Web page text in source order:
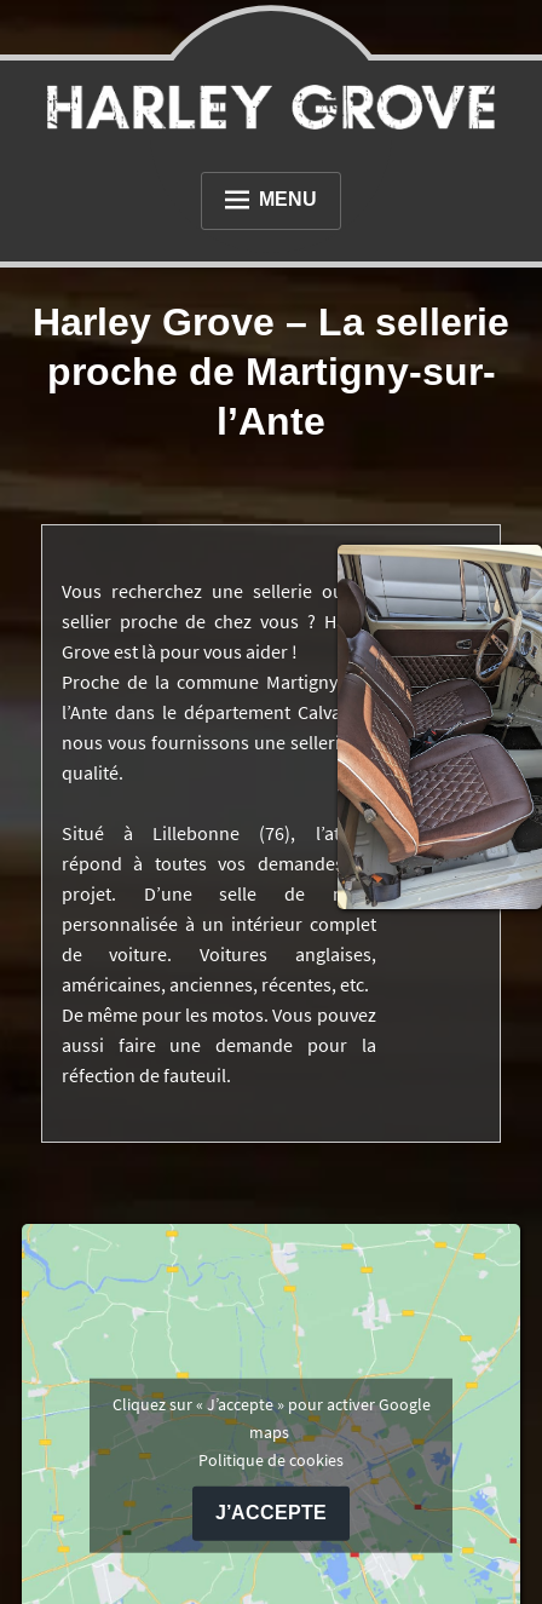
Sellerie Harley Grove
MENU
PHOTOS
DIVERS
NOS RÉALISATIONS DANS LA PRESSE
DEVIS
VIDÉOS
CONTACTEZ-NOUS
Harley Grove – La sellerie
proche de Martigny-sur-
l’Ante
Vous recherchez une sellerie ou un
sellier proche de chez vous ? Harley
Grove est là pour vous aider !
Proche de la commune Martigny-sur-
l’Ante dans le département Calvados,
nous vous fournissons une sellerie de
qualité.
Situé à Lillebonne (76), l’atelier
répond à toutes vos demandes de
projet. D’une selle de moto
personnalisée à un intérieur complet
de voiture. Voitures anglaises,
américaines, anciennes, récentes, etc.
De même pour les motos. Vous pouvez
aussi faire une demande pour la
réfection de fauteuil.
Cliquez sur « J’accepte » pour activer Google
maps
Politique de cookies
J’ACCEPTE